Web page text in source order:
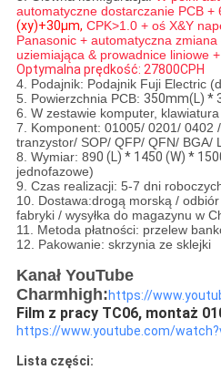
automatyczne dostarczanie PCB +
(xy)+30μm, CPK>1.0 + oś X&Y
Panasonic + automatyczna
uziemiająca & prowadnice liniowe +
Optymalna prędkość: 27800CPH
4. Podajnik: Podajnik Fuji Electric
5. Powierzchnia PCB: 350mm(L) *
6. W zestawie komputer,
7. Komponent: 01005/ 0201/ 0402
tranzystor/ SOP/ QFP/ QFN/ BGA/
8. Wymiar: 890 (L) * 1450 (W) *
jednofazowe)
9. Czas realizacji: 5-7 dni
10. Dostawa:drogą morską /
fabryki / wysyłka do magazynu w
11. Metoda płatności: przelew
12. Pakowanie: skrzynia ze sklejki
Kanał YouTube
Charmhigh:https://
Film z pracy TC06, montaż
https://www.youtube.com/
Lista części: